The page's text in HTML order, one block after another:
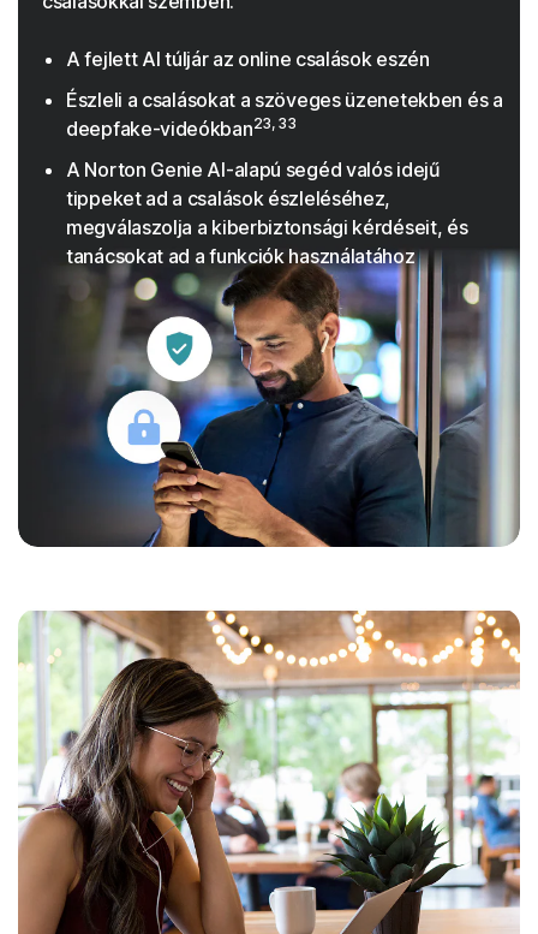
A fejlett AI túljár az online csalások eszén
Észleli a csalásokat a szöveges üzenetekben és a
deepfake-videókban23, 33
A Norton Genie AI-alapú segéd valós idejű
tippeket ad a csalások észleléséhez,
megválaszolja a kiberbiztonsági kérdéseit, és
tanácsokat ad a funkciók használatához